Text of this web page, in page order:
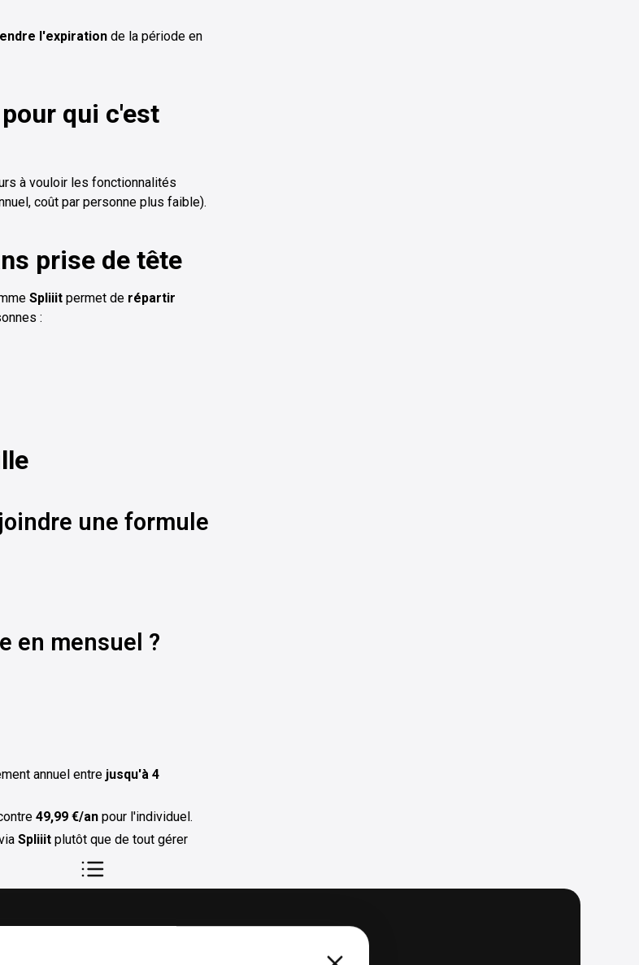
l'expiration de la période en
qui c'est
à vouloir les fonctionnalités
coût par personne plus faible).
prise de tête
Spliiit permet de répartir
:
une formule
en mensuel ?
annuel entre jusqu'à 4
49,99 €/an pour l'individuel.
Spliiit plutôt que de tout gérer